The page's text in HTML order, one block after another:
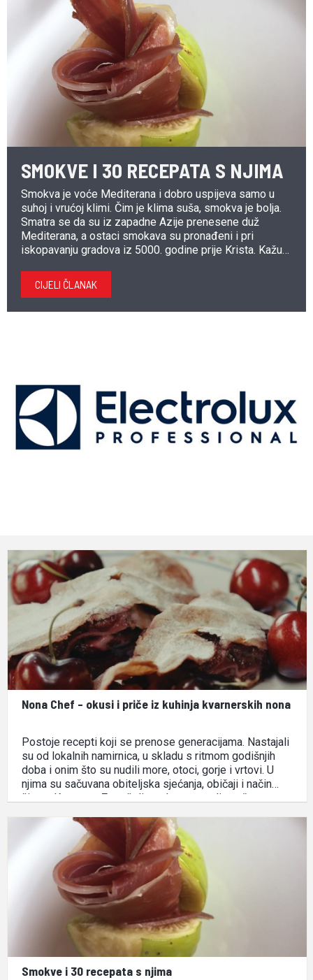
SMOKVE I 30 RECEPATA S NJIMA
Smokva je voće Mediterana i dobro uspijeva samo u
suhoj i vrućoj klimi. Čim je klima suša, smokva je bolja.
Smatra se da su iz zapadne Azije prenesene duž
Mediterana, a ostaci smokava su pronađeni i pri
iskopavanju gradova iz 5000. godine prije Krista. Kažu
CIJELI ČLANAK
Nona Chef - okusi i priče iz kuhinja kvarnerskih nona
Postoje recepti koji se prenose generacijama. Nastajali
su od lokalnih namirnica, u skladu s ritmom godišnjih
doba i onim što su nudili more, otoci, gorje i vrtovi. U
njima su sačuvana obiteljska sjećanja, običaji i način
života Kvarnera. Zato želimo da ostanu dio naše
Smokve i 30 recepata s njima